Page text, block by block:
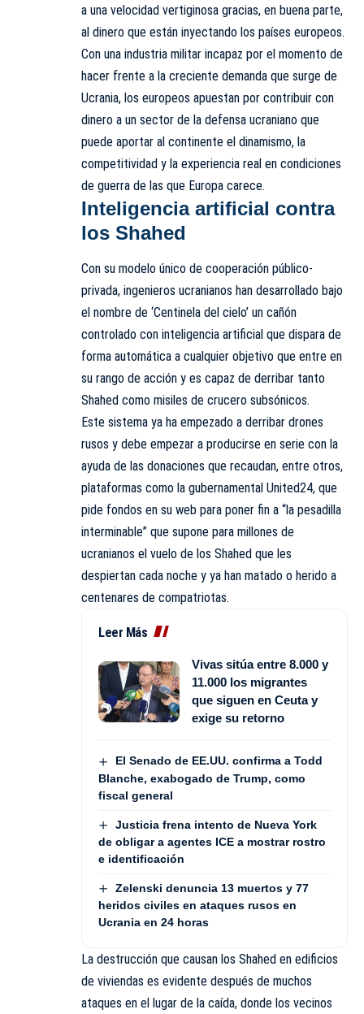
a una velocidad vertiginosa gracias, en buena parte,
al dinero que están inyectando los países europeos.
Con una industria militar incapaz por el momento de
hacer frente a la creciente demanda que surge de
Ucrania, los europeos apuestan por contribuir con
dinero a un sector de la defensa ucraniano que
puede aportar al continente el dinamismo, la
competitividad y la experiencia real en condiciones
de guerra de las que Europa carece.
Inteligencia artificial contra
los Shahed
Con su modelo único de cooperación público-
privada, ingenieros ucranianos han desarrollado bajo
el nombre de ‘Centinela del cielo’ un cañón
controlado con inteligencia artificial que dispara de
forma automática a cualquier objetivo que entre en
su rango de acción y es capaz de derribar tanto
Shahed como misiles de crucero subsónicos.
Este sistema ya ha empezado a derribar drones
rusos y debe empezar a producirse en serie con la
ayuda de las donaciones que recaudan, entre otros,
plataformas como la gubernamental United24, que
pide fondos en su web para poner fin a “la pesadilla
interminable” que supone para millones de
ucranianos el vuelo de los Shahed que les
despiertan cada noche y ya han matado o herido a
centenares de compatriotas.
Leer Más
Vivas sitúa entre 8.000 y
11.000 los migrantes
que siguen en Ceuta y
exige su retorno
El Senado de EE.UU. confirma a Todd
Blanche, exabogado de Trump, como
fiscal general
Justicia frena intento de Nueva York
de obligar a agentes ICE a mostrar rostro
e identificación
Zelenski denuncia 13 muertos y 77
heridos civiles en ataques rusos en
Ucrania en 24 horas
La destrucción que causan los Shahed en edificios
de viviendas es evidente después de muchos
ataques en el lugar de la caída, donde los vecinos